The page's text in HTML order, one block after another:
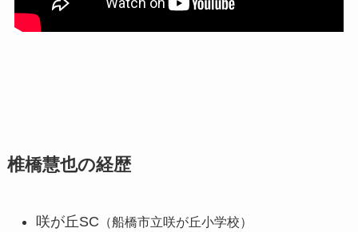
椎橋慧也の経歴
咲が丘SC （船橋市立咲が丘小学校）